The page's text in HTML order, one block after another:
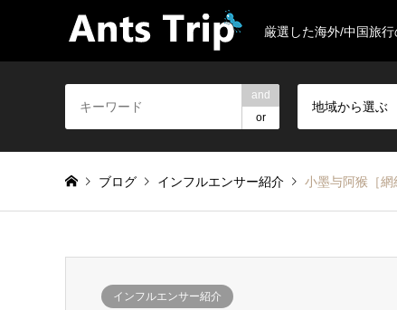
厳選した海外/中国旅
and
or
地域から選ぶ
ブログ インフルエンサー紹介 小墨与阿猴［網
インフルエンサー紹介